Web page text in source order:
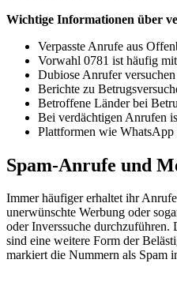
Wichtige Informationen über
Verpasste Anrufe aus
Vorwahl 0781 ist häufig
Dubiose Anrufer
Berichte zu
Betroffene Länder bei
Bei verdächtigen Anrufen
Plattformen wie WhatsApp
Spam-Anrufe und
Immer häufiger erhaltet ihr
unerwünschte Werbung oder
oder Inverssuche
sind eine weitere Form der
markiert die Nummern als Spam